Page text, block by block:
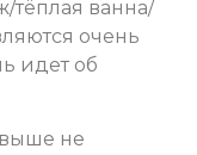
тёплая ванна/
очень
идет об
не